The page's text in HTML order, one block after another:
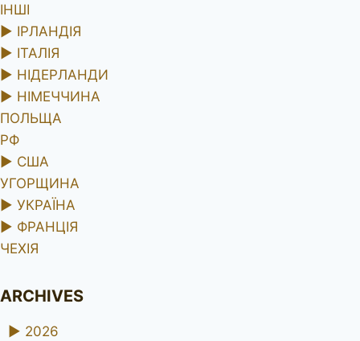
ІНШІ
► ІРЛАНДІЯ
► ІТАЛІЯ
► НІДЕРЛАНДИ
► НІМЕЧЧИНА
ПОЛЬЩА
РФ
► США
УГОРЩИНА
► УКРАЇНА
► ФРАНЦІЯ
ЧЕХІЯ
ARCHIVES
► 2026